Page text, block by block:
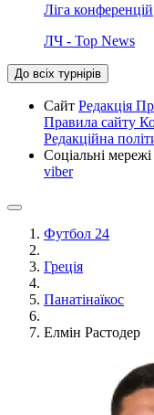
Ліга конференцій
ЛЧ - Top News
До всіх турнірів
Сайт Редакція
Правила сайту
Редакційна
Соціальні мережі
viber
Футбол 24
Греція
Панатінаїкос
Елмін Растодер